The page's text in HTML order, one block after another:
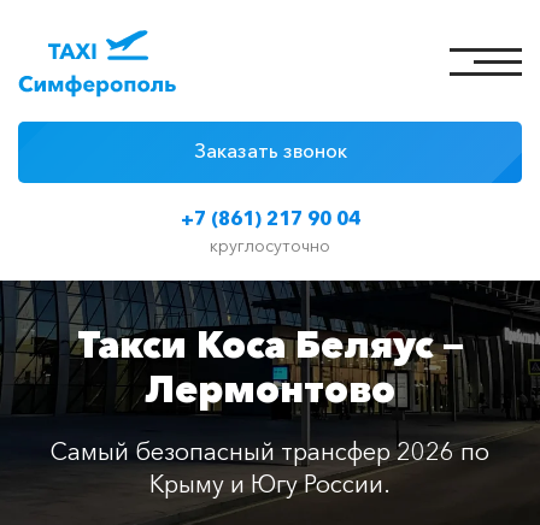
+7 (861) 217 90 04
круглосуточно
Заказать звонок
Цены на такси
Классы автомобилей
Отзывы
Контакты
Такси Коса Беляус —
Лермонтово
Самый безопасный трансфер 2026 по
Крыму и Югу России.